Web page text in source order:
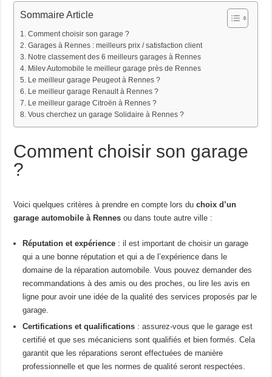
Sommaire Article
Comment choisir son garage ?
Garages à Rennes : meilleurs prix / satisfaction client
Notre classement des 6 meilleurs garages à Rennes
Milev Automobile le meilleur garage près de Rennes
Le meilleur garage Peugeot à Rennes ?
Le meilleur garage Renault à Rennes ?
Le meilleur garage Citroën à Rennes ?
Vous cherchez un garage Solidaire à Rennes ?
Comment choisir son garage
?
Voici quelques critères à prendre en compte lors duchoix d’un
garage automobile à Rennes ou dans toute autre ville :
Réputation et expérience : il est important de choisir un garage
qui a une bonne réputation et qui a de l’expérience dans le
domaine de la réparation automobile. Vous pouvez demander des
recommandations à des amis ou des proches, ou lire les avis en
ligne pour avoir une idée de la qualité des services proposés par le
garage.
Certifications et qualifications : assurez-vous que le garage est
certifié et que ses mécaniciens sont qualifiés et bien formés. Cela
garantit que les réparations seront effectuées de manière
professionnelle et que les normes de qualité seront respectées.